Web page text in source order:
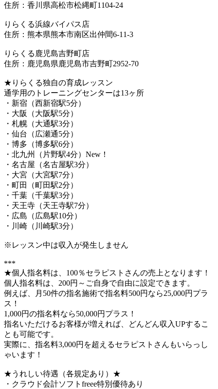
住所：香川県高松市松縄町1104-24
りらくる浜線バイパス店
住所：熊本県熊本市南区出仲間6-11-3
りらくる鹿児島吉野町店
住所：鹿児島県鹿児島市吉野町2952-70
★りらくる独自の育成レッスン
通学用のトレーニングセンターは13ヶ所
・新宿（西新宿駅5分）
・大阪（大阪駅5分）
・札幌（大通駅3分）
・仙台（広瀬通5分）
・博多（博多駅6分）
・北九州（片野駅4分）New！
・名古屋（名古屋駅3分）
・大宮（大宮駅7分）
・町田（町田駅2分）
・千葉（千葉駅3分）
・天王寺（天王寺駅7分）
・広島（広島駅10分）
・川崎（川崎駅3分）
※レッスン中は収入が発生しません
***
★個人指名料は、100％セラピストさんの売上となります！
個人指名料は、200円～ご自身で自由に設定できます。
例えば、月50件の指名施術で指名料500円なら25,000円プラ
ス！
1,000円の指名料なら50,000円プラス！
指名いただけるお客様が増えれば、どんどん収入UPするこ
とも可能です。
実際に、指名料3,000円を超えるセラピストさんもいらっし
ゃいます！
★うれしい待遇（各規定あり）★
・クラウド会計ソフトfreee特別優待あり